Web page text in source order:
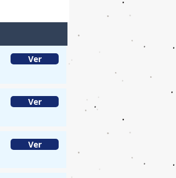
Ver
Ver
Ver